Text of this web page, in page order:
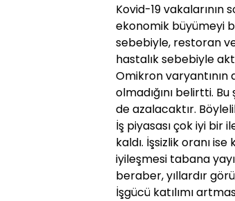
Kovid-19 vakalarının
ekonomik büyümeyi
sebebiyle, restoran
hastalık sebebiyle
Omikron
olmadığını belirtti.
de azalacaktır.
İş piyasası çok iyi bir
kaldı. İşsizlik oranı
iyileşmesi tabana
beraber, yıllardır
İşgücü katılımı